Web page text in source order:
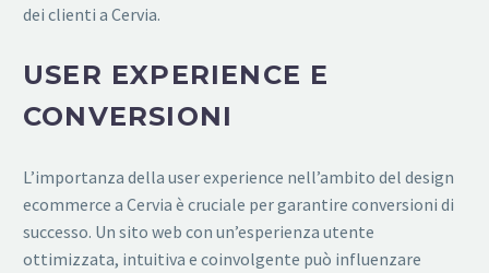
dei clienti a Cervia.
USER EXPERIENCE E
CONVERSIONI
L’importanza della user experience nell’ambito del design
ecommerce a Cervia è cruciale per garantire conversioni di
successo. Un sito web con un’esperienza utente
ottimizzata, intuitiva e coinvolgente può influenzare